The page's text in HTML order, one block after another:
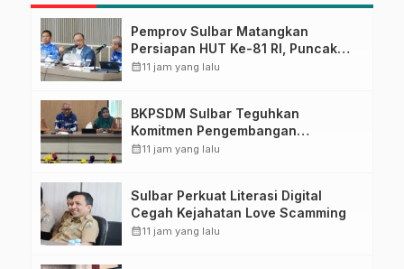
Pemprov Sulbar Matangkan
Persiapan HUT Ke-81 RI, Puncak
Upacara di Lapangan Ahmad
calendar_month11 jam yang lalu
BKPSDM Sulbar Teguhkan
Komitmen Pengembangan
Kompetensi ASN melalui
calendar_month11 jam yang lalu
Sulbar Perkuat Literasi Digital
Cegah Kejahatan Love Scamming
calendar_month11 jam yang lalu